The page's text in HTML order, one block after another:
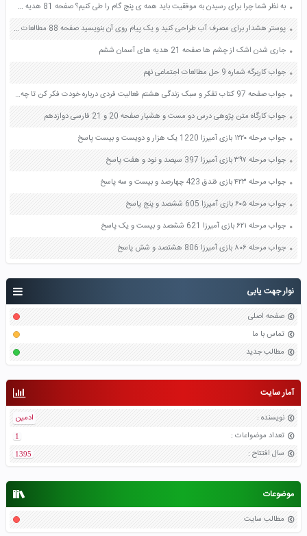
نوار جهت یابی
صفحه اصلی
تماس با ما
مطالب جدید
آمار سایت
نویسنده :
ادمین
تعداد موضواعات :
1
سال افتتاح :
1395
موضوعات
مطالب سایت
به نظر شما چرا برای رسیدن به موفقیت باید همه ی پنج گام را طی کنیم؟ صفحه 81 هدیه های آسمان ششم
پوستر هشدار برای مصرف آب طراحی کنید و یک پیام روی آن بنویسید صفحه 88 مطالعات اجتماعی هفتم
جاری شدن اشک از چشم ها صفحه 21 هدیه های آسمان ششم
جواب کاربرگه شماره 9 حل مطالعات اجتماعی نهم
جواب صفحه 97 کتاب تفکر و سبک زندگی هشتم فعالیت فردی درباره خودت فکر کن تا چه اندازه خودت را قبول داری
جواب کارگاه متن پژوهی درس دو مست و هشیار صفحه 20 و 21 فارسی دوازدهم
جواب مرحله ۱۲۲۰ بازی آمیرزا 1220 یک هزار و دویست و بیست پاسخ
جواب مرحله ۳۹۷ بازی آمیرزا 397 سیصد و نود و هفت پاسخ
جواب مرحله ۴۲۳ بازی فندق 423 چهارصد و بیست و سه پاسخ
جواب مرحله ۶۰۵ بازی آمیرزا 605 ششصد و پنج پاسخ
جواب مرحله ۶۲۱ بازی آمیرزا 621 ششصد و بیست و یک پاسخ
جواب مرحله ۸۰۶ بازی آمیرزا 806 هشتصد و شش پاسخ